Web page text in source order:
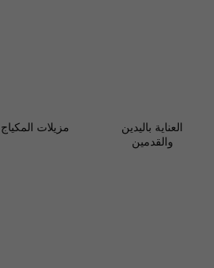
مزيلات المكياج
العناية باليدين
والقدمين